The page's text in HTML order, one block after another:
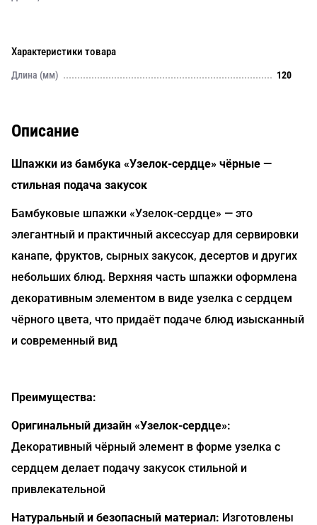
Характеристики товара
Длина (мм) 120
Описание
Шпажки из бамбука «Узелок-сердце» чёрные —
стильная подача закусок
Бамбуковые шпажки «Узелок-сердце» — это
элегантный и практичный аксессуар для сервировки
канапе, фруктов, сырных закусок, десертов и других
небольших блюд. Верхняя часть шпажки оформлена
декоративным элементом в виде узелка с сердцем
чёрного цвета, что придаёт подаче блюд изысканный
и современный вид
Преимущества:
Оригинальный дизайн «Узелок-сердце»:
Декоративный чёрный элемент в форме узелка с
сердцем делает подачу закусок стильной и
привлекательной
Натуральный и безопасный материал: Изготовлены